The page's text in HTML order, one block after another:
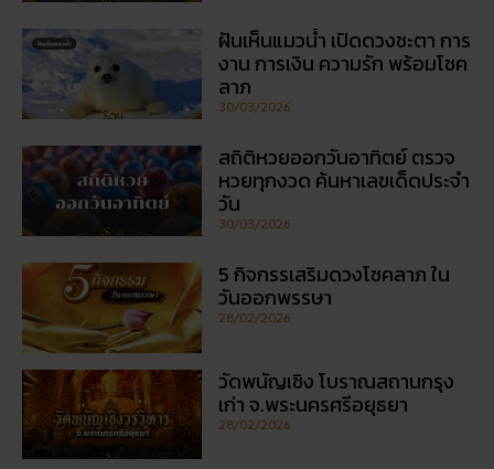
ฝันเห็นแมวน้ำ เปิดดวงชะตา การ
งาน การเงิน ความรัก พร้อมโชค
ลาภ
30/03/2026
สถิติหวยออกวันอาทิตย์ ตรวจ
หวยทุกงวด ค้นหาเลขเด็ดประจำ
วัน
30/03/2026
5 กิจกรรเสริมดวงโชคลาภ ใน
วันออกพรรษา
28/02/2026
วัดพนัญเชิง โบราณสถานกรุง
เก่า จ.พระนครศรีอยุธยา
28/02/2026